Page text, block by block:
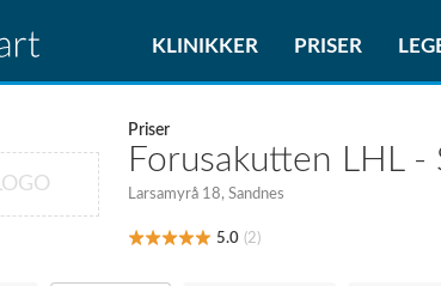
KLINIKKER PRISER
LOGO
Priser
Forusakutten LHL -
Larsamyrå 18, Sandnes
5.0 (2)